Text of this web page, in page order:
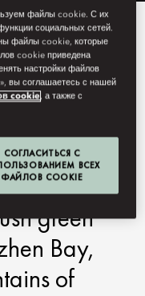
rooms
Oriental,
the largest
panoramic,
include the
green
Bay,
of
файлы cookie. С их
социальных сетей.
файлы cookie, которые
cookie приведена
настройки файлов
вы соглашаетесь с нашей
cookie, а также с
СОГЛАСИТЬСЯ С
ВСЕХ
ФАЙЛОВ COOKIE